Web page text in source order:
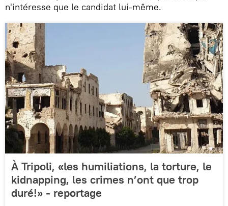
n'intéresse que le candidat lui-même.
À Tripoli, «les humiliations, la torture, le
kidnapping, les crimes n’ont que trop
duré!» - reportage